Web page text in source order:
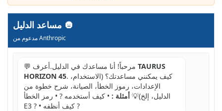
مدعوم من Anthropic
💬 مرحباً! أنا مساعدك في الدليل.أعرف TAURUS
HORIZON 45. كيف يمكنني مساعدتك؟ (الاستخدام،
الإعدادات، رموز الخطأ، الصيانة، شرح خطوة من
الدليل، إلخ)💡 أمثلة : • كيف أستخدمه ? • رمز الخطأ
E3 ? • كيف أنظفه ?